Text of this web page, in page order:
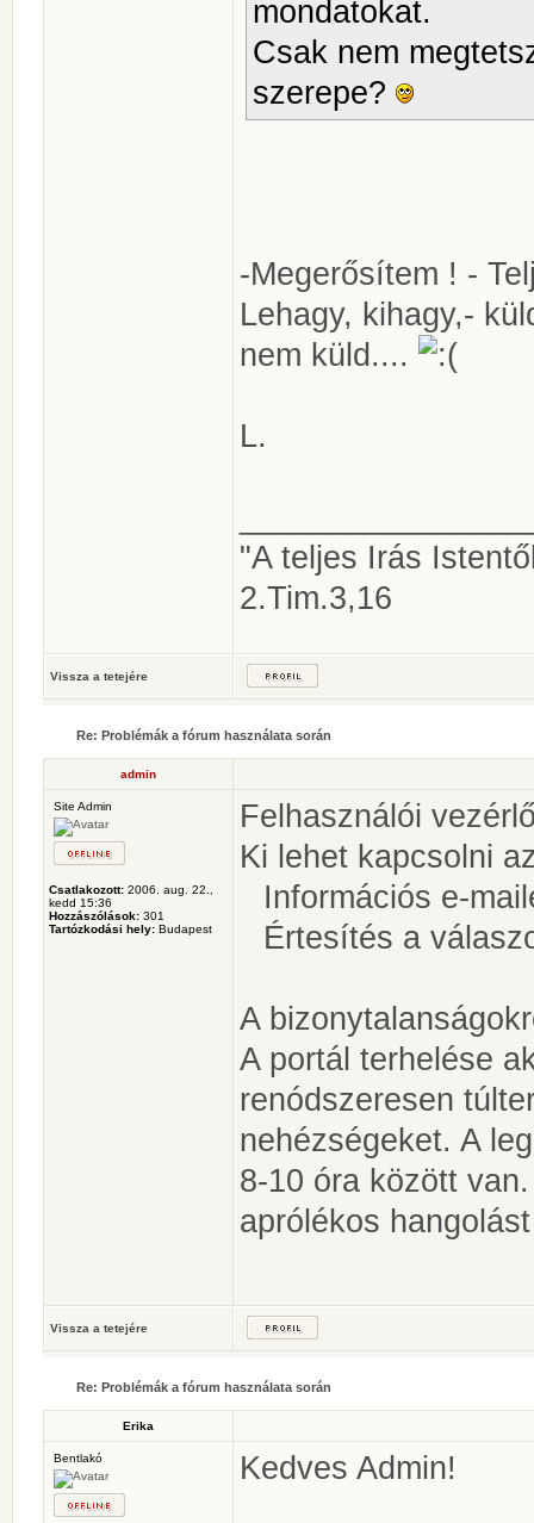
mondatokat.
Csak nem
szerepe?
-Megerősítem ! -
Lehagy, kihagy,-
nem küld....
L.
"A teljes Irás
2.Tim.3,16
Vissza a tetejére
Re: Problémák a fórum használata során
admin
Site Admin
Csatlakozott: 2006. aug. 22.,
kedd 15:36
Hozzászólások: 301
Tartózkodási hely: Budapest
Felhasználói
Ki lehet kapcsolni
Információs e-
Értesítés a
A
A portál terhelése
renódszeresen
nehézségeket. A
8-10 óra között
aprólékos
Vissza a tetejére
Re: Problémák a fórum használata során
Erika
Bentlakó Kedves Admin!